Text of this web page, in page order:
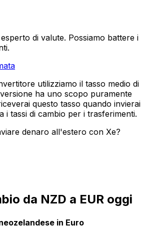
di valute. Possiamo battere i
utilizziamo il tasso medio di
ha uno scopo puramente
questo tasso quando invierai
i tassi di cambio per i trasferimenti.
denaro all'estero con Xe?
da NZD a EUR oggi
in Euro